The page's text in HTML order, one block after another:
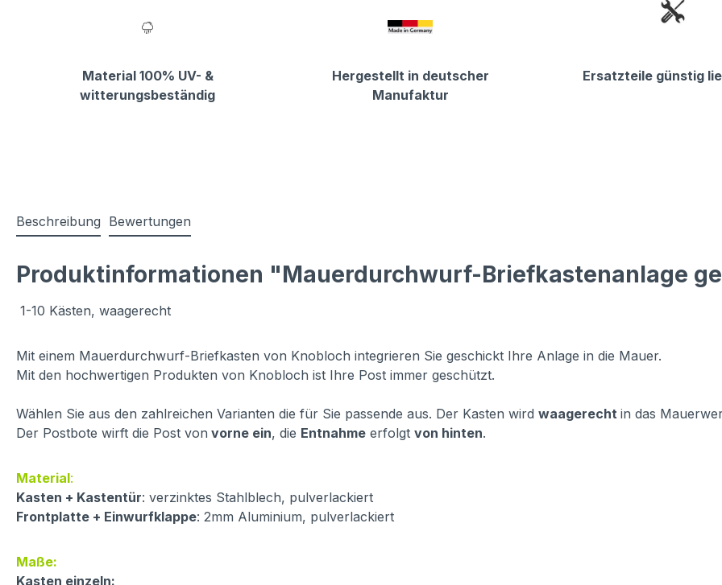
Material 100% UV- &
witterungsbeständig
Hergestellt in deutscher
Manufaktur
Ersatzteile günstig
Beschreibung Bewertungen
Produktinformationen "Mauerdurchwurf-Briefkastenanlage
1-10 Kästen, waagerecht
Mit einem Mauerdurchwurf-Briefkasten von Knobloch integrieren Sie geschickt Ihre Anlage in die Mauer.
Mit den hochwertigen Produkten von Knobloch ist Ihre Post immer geschützt.
Wählen Sie aus den zahlreichen Varianten die für Sie passende aus. Der Kasten wird waagerecht in das
Der Postbote wirft die Post von vorne ein, die Entnahme erfolgt von hinten.
Material:
Kasten + Kastentür: verzinktes Stahlblech, pulverlackiert
Frontplatte + Einwurfklappe: 2mm Aluminium, pulverlackiert
Maße:
Kasten einzeln: